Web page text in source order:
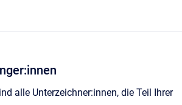
alle Unterzeichner:innen, die Teil Ihrer